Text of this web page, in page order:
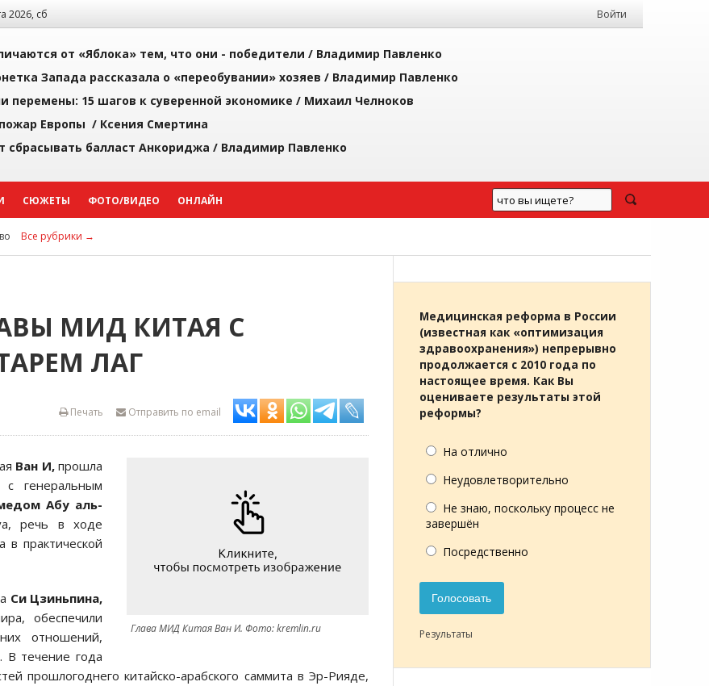
2026, сб Войти
от «Яблока» тем, что они - победители / Владимир Павленко
Запада рассказала о «переобувании» хозяев / Владимир Павленко
перемены: 15 шагов к суверенной экономике / Михаил Челноков
Европы / Ксения Смертина
сбрасывать балласт Анкориджа / Владимир Павленко
СЮЖЕТЫ ФОТО/ВИДЕО ОНЛАЙН
Все рубрики →
МИД КИТАЯ С
ЛАГ
Отправить по email
Печать
Глава МИД Китая Ван И. Фото: kremlin.ru
Ван И,прошла
с генеральным
Абу аль-
речь в ходе
в практической
Си Цзиньпина,
обеспечили
отношений,
В течение года
прошлогоднего китайско-арабского саммита в Эр-Рияде,
Медицинская реформа в России
(известная как «оптимизация
здравоохранения») непрерывно
продолжается с 2010 года по
настоящее время. Как Вы
оцениваете результаты этой
реформы?
На отлично
Неудовлетворительно
Не знаю, поскольку процесс не
завершён
Посредственно
Голосовать
Результаты